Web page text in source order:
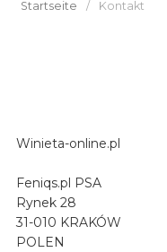
Startseite / Kontakt
Winieta-online.pl
Feniqs.pl PSA
Rynek 28
31-010 KRAKÓW
POLEN